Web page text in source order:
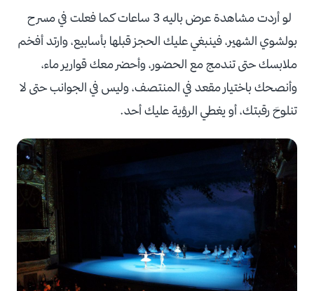
لو أردت مشاهدة عرض باليه 3 ساعات كما فعلت في مسرح
بولشوي الشهير، فينبغي عليك الحجز قبلها بأسابيع، وارتد أفخم
ملابسك حتى تندمج مع الحضور، وأحضر معك قوارير ماء،
وأنصحك باختيار مقعد في المنتصف، وليس في الجوانب حتى لا
تنلوحَ رقبتك، أو يغطي الرؤية عليك أحد.